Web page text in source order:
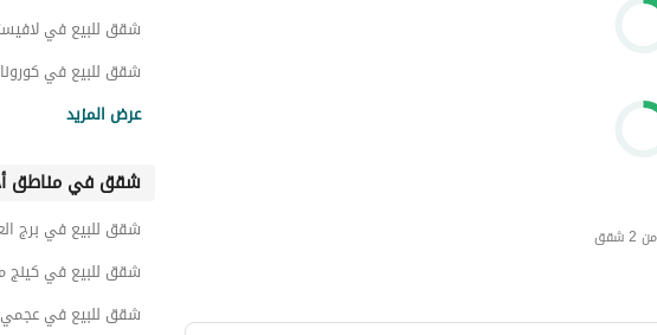
عقارات للبيع في ذا
شقق للبيع في
شقق للبيع في
شقق للبيع في
شقق للبيع في
شقق للبيع في
عرض المزيد
شقق في مناطق
شقق للبيع في برج
شقق للبيع في كينج
شقق للبيع في عجمي